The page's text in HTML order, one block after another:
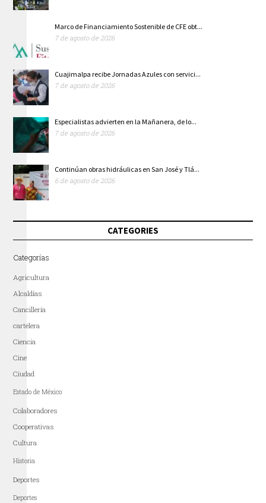
Marco de Financiamiento Sostenible de CFE obt...
7 de agosto de 2026
Cuajimalpa recibe Jornadas Azules con servici...
7 de agosto de 2026
Especialistas advierten en la Mañanera, de lo...
7 de agosto de 2026
Continúan obras hidráulicas en San José y Tlá...
6 de agosto de 2026
CATEGORIES
Categorías
Agricultura
Alcaldías
Cancillería
cartelera
Ciencia
Cine
Ciudad
Estado de México
Colaboradores
Cooperativas
Cultura
Historia
Deportes
Deportes